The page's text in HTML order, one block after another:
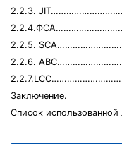
2.2.3.
2.2.5.
2.2.6.
Заключение.
Список использованной